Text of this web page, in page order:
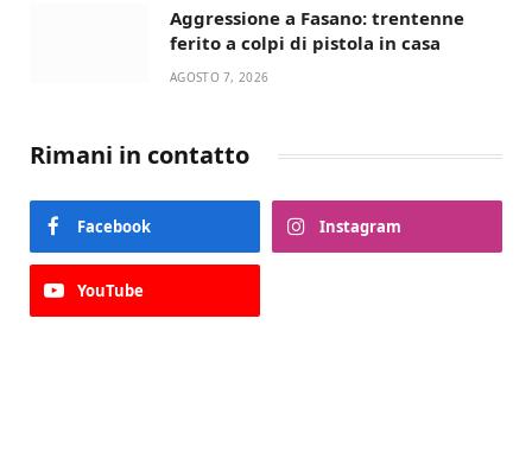
Aggressione a Fasano: trentenne
ferito a colpi di pistola in casa
AGOSTO 7, 2026
Rimani in contatto
Facebook Instagram
YouTube